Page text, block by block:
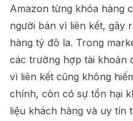
Amazon từng khóa hàng
người bán vì liên kết, gây
hàng tỷ đô la. Trong
các trường hợp tài khoản
vì liên kết cũng không
chính, còn có sự tổn hại
liệu khách hàng và uy tín